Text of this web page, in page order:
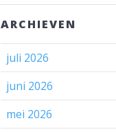
ARCHIEVEN
juli 2026
juni 2026
mei 2026